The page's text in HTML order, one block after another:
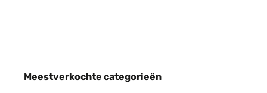
Meestverkochte categorieën